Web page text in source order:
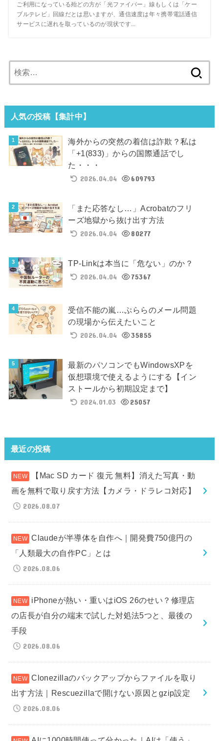
ご利用になっている殆どの方が「光ファイバー」線もしくは「ケー
ブルテレビ」回線だとは思いますが、通信速度は年々携帯電話通信
サービスに遅れを取っているのが現状です...
索:
人気の投稿【集計中】
海外からの突然の着信は詐欺？私は
「+1(833)」からの国際通話でし
た・・・
2026.04.04
609793
「また応答なし…」Acrobatのフリ
ーズ地獄から抜け出す方法
2026.04.04
80277
TP-Linkは本当に「危ない」のか？
2026.04.04
75367
受信不能の嵐…ぷららのメール問題
の現場から伝えたいこと
2026.04.04
35855
最新のパソコンでもWindowsXPを
仮想環境で使えるようにする【イン
ストールから初期設定まで】
2024.01.03
25057
最近の投稿
【Mac SD カード 復元 無料】消えた写真・動
画を無料で取り戻す方法【カメラ・ドラレコ対応】
2026.08.07
Claudeが半導体を自作へ｜開発費750億円の
「人類最大の自作PC」とは
2026.08.06
iPhoneが熱い・重いはiOS 26のせい？修理店
の店長が自分の端末で試した対処法5つと、最後の
手段
2026.08.06
Clonezillaのバックアップからファイルを取り
出す方法｜Rescuezillaで開けない原因とgzip設定
2026.08.06